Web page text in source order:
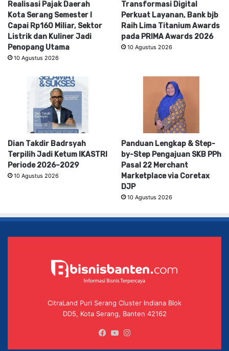
Realisasi Pajak Daerah
Kota Serang Semester I
Capai Rp160 Miliar, Sektor
Listrik dan Kuliner Jadi
Penopang Utama
10 Agustus 2026
Transformasi Digital
Perkuat Layanan, Bank bjb
Raih Lima Titanium Awards
pada PRIMA Awards 2026
10 Agustus 2026
Dian Takdir Badrsyah
Terpilih Jadi Ketum IKASTRI
Periode 2026–2029
10 Agustus 2026
Panduan Lengkap & Step-
by-Step Pengajuan SKB PPh
Pasal 22 Merchant
Marketplace via Coretax
DJP
10 Agustus 2026
CitraLand Puri Serang Cluster Indiana Blok
DD5, Kota Serang, Banten 42162
Facebook
YouTube